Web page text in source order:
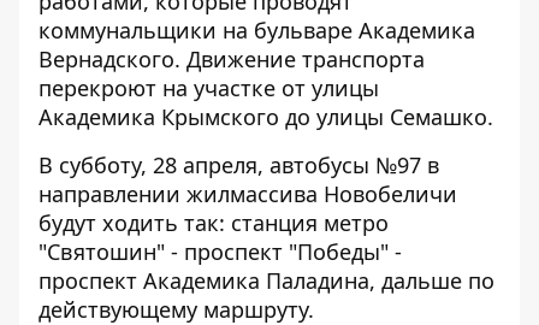
коммунальщики на бульваре Академика
Вернадского. Движение транспорта
перекроют на участке от улицы
Академика Крымского до улицы Семашко.
В субботу, 28 апреля, автобусы №97 в
направлении жилмассива Новобеличи
будут ходить так: станция метро
"Святошин" - проспект "Победы" -
проспект Академика Паладина, дальше по
действующему маршруту.